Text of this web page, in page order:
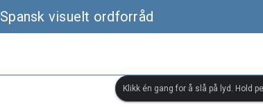
Spansk visuelt ordforråd
Klikk én gang for å slå på lyd. Hold